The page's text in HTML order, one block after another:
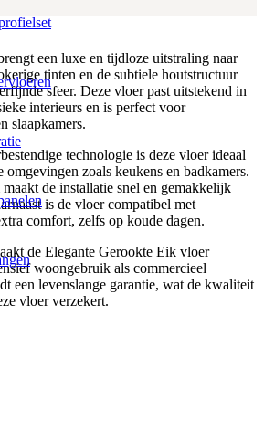
een luxe en tijdloze uitstraling naar
tinten en de subtiele houtstructuur
sfeer. Deze vloer past uitstekend in
interieurs en is perfect voor
slaapkamers.
technologie is deze vloer ideaal
zoals keukens en badkamers.
de installatie snel en gemakkelijk
is de vloer compatibel met
comfort, zelfs op koude dagen.
de Elegante Gerookte Eik vloer
woongebruik als commercieel
een levenslange garantie, wat de kwaliteit
vloer verzekert.